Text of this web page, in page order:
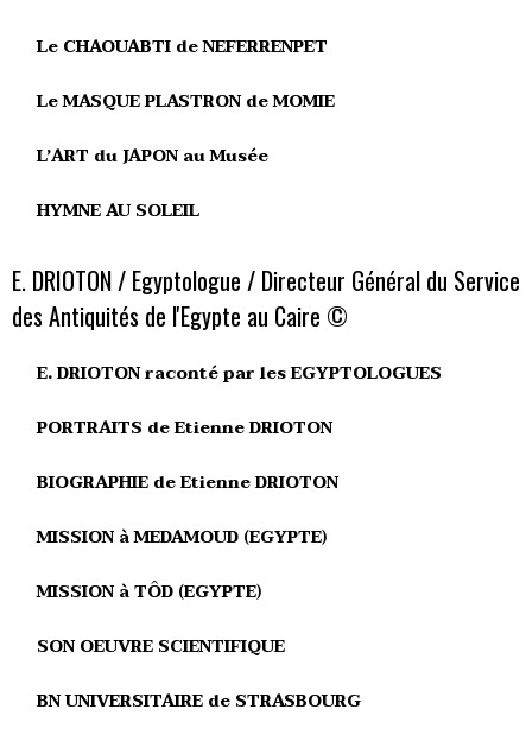
Le CHAOUABTI de NEFERRENPET
Le MASQUE PLASTRON de MOMIE
L’ART du JAPON au Musée
HYMNE AU SOLEIL
E. DRIOTON / Egyptologue / Directeur Général du Service
des Antiquités de l'Egypte au Caire ©
E. DRIOTON raconté par les EGYPTOLOGUES
PORTRAITS de Etienne DRIOTON
BIOGRAPHIE de Etienne DRIOTON
MISSION à MEDAMOUD (EGYPTE)
MISSION à TÔD (EGYPTE)
SON OEUVRE SCIENTIFIQUE
BN UNIVERSITAIRE de STRASBOURG